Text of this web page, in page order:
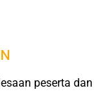
peserta dan